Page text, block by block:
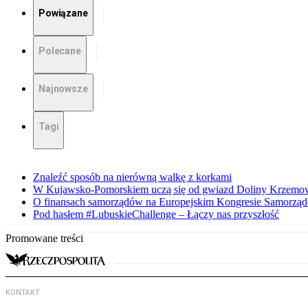
Powiązane
Polecane
Najnowsze
Tagi
Znaleźć sposób na nierówną walkę z korkami
W Kujawsko-Pomorskiem uczą się od gwiazd Doliny
O finansach samorządów na Europejskim Kongresie
Pod hasłem #LubuskieChallenge – Łączy nas przyszłość
Promowane treści
KONTAKT